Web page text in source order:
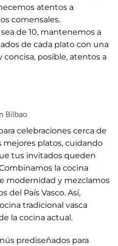
atentos a
comensales.
de 10, mantenemos a
de cada plato con una
concisa, posible, atentos a
Bilbao
celebraciones cerca de
mejores platos, cuidando
tus invitados queden
la cocina
modernidad y mezclamos
del País Vasco. Así,
tradicional vasca
la cocina actual.
prediseñados para